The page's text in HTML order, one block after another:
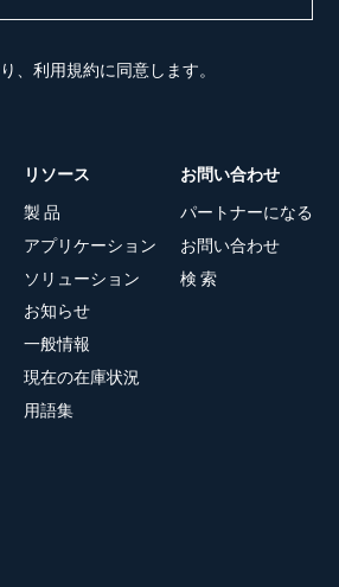
、利用規約に同意します。
リソース
製 品
アプリケーション
ソリューション
お知らせ
一般情報
現在の在庫状況
用語集
お問い合わせ
パートナーになる
お問い合わせ
検 索